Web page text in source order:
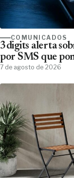
COMUNICADOS
3digits alerta
por SMS que
7 de agosto de 2026